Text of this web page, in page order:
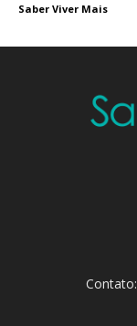
Saber Viver Mais
Contato: